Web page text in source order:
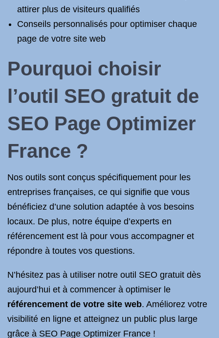
attirer plus de visiteurs qualifiés
Conseils personnalisés pour optimiser chaque
page de votre site web
Pourquoi choisir
l’outil SEO gratuit de
SEO Page Optimizer
France ?
Nos outils sont conçus spécifiquement pour les
entreprises françaises, ce qui signifie que vous
bénéficiez d’une solution adaptée à vos besoins
locaux. De plus, notre équipe d’experts en
référencement est là pour vous accompagner et
répondre à toutes vos questions.
N’hésitez pas à utiliser notre outil SEO gratuit dès
aujourd’hui et à commencer à optimiser le
référencement de votre site web. Améliorez votre
visibilité en ligne et atteignez un public plus large
grâce à SEO Page Optimizer France !